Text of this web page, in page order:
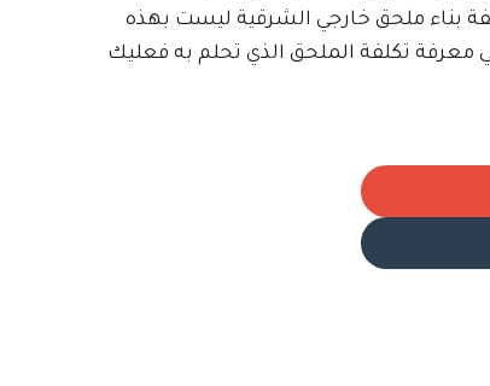
بناء ملحق خارجي الشرقية ليست بهذه
تكلفة الملحق الذي تحلم به فعليك